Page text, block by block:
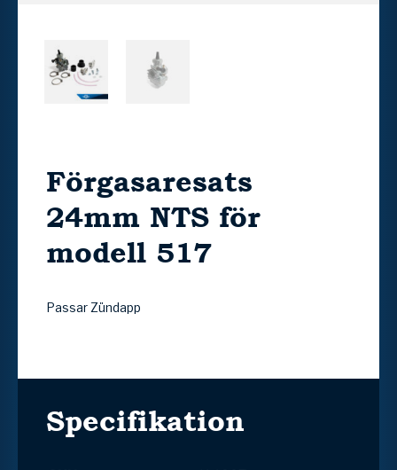
Förgasaresats
24mm NTS för
modell 517
Passar Zündapp
Specifikation